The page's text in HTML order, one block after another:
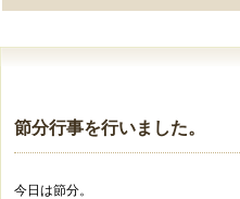
節分行事を行いました。
今日は節分。